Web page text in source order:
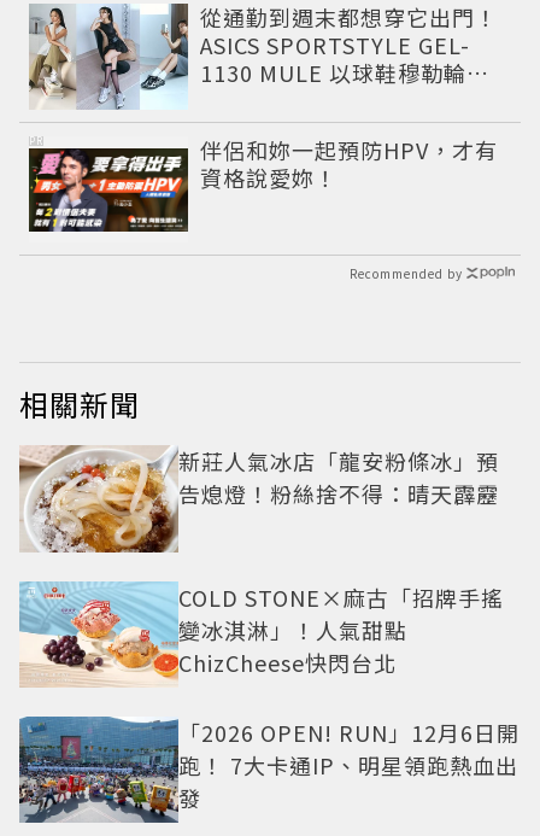
從通勤到週末都想穿它出門！
ASICS SPORTSTYLE GEL-
1130 MULE 以球鞋穆勒輪廓
的復古運動穿搭 LOOK
伴侶和妳一起預防HPV，才有
資格說愛妳！
PR
Recommended by
相關新聞
新莊人氣冰店「龍安粉條冰」預
告熄燈！粉絲捨不得：晴天霹靂
COLD STONE×麻古「招牌手搖
變冰淇淋」！人氣甜點
ChizCheese快閃台北
「2026 OPEN! RUN」12月6日開
跑！ 7大卡通IP、明星領跑熱血出
發